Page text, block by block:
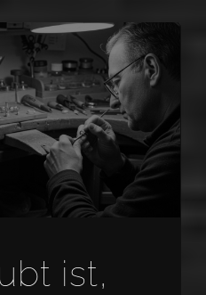
ist,